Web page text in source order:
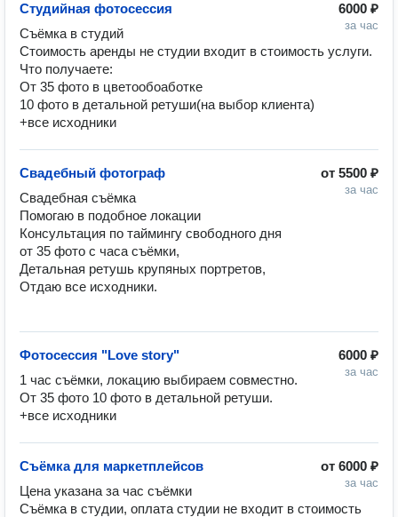
6000 ₽
за час
Студийная фотосессия
Съёмка в студий
Стоимость аренды не студии входит в стоимость услуги.
Что получаете:
От 35 фото в цветообоаботке
10 фото в детальной ретуши(на выбор клиента)
+все исходники
от 5500 ₽
за час
Свадебный фотограф
Свадебная съёмка
Помогаю в подобное локации
Консультация по таймингу свободного дня
от 35 фото с часа съёмки,
Детальная ретушь крупяных портретов,
Отдаю все исходники.
6000 ₽
за час
Фотосессия "Love story"
1 час съёмки, локацию выбираем совместно.
От 35 фото 10 фото в детальной ретуши.
+все исходники
от 6000 ₽
за час
Съёмка для маркетплейсов
Цена указана за час съёмки
Съёмка в студии, оплата студии не входит в стоимость